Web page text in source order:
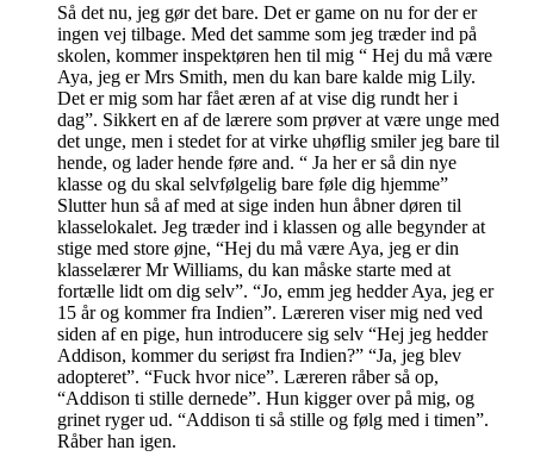
Så det nu, jeg gør det bare. Det er game on nu for der er
ingen vej tilbage. Med det samme som jeg træder ind på
skolen, kommer inspektøren hen til mig “ Hej du må være
Aya, jeg er Mrs Smith, men du kan bare kalde mig Lily.
Det er mig som har fået æren af at vise dig rundt her i
dag”. Sikkert en af de lærere som prøver at være unge med
det unge, men i stedet for at virke uhøflig smiler jeg bare til
hende, og lader hende føre and. “ Ja her er så din nye
klasse og du skal selvfølgelig bare føle dig hjemme”
Slutter hun så af med at sige inden hun åbner døren til
klasselokalet. Jeg træder ind i klassen og alle begynder at
stige med store øjne, “Hej du må være Aya, jeg er din
klasselærer Mr Williams, du kan måske starte med at
fortælle lidt om dig selv”. “Jo, emm jeg hedder Aya, jeg er
15 år og kommer fra Indien”. Læreren viser mig ned ved
siden af en pige, hun introducere sig selv “Hej jeg hedder
Addison, kommer du seriøst fra Indien?” “Ja, jeg blev
adopteret”. “Fuck hvor nice”. Læreren råber så op,
“Addison ti stille dernede”. Hun kigger over på mig, og
grinet ryger ud. “Addison ti så stille og følg med i timen”.
Råber han igen.